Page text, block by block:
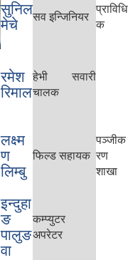
सुनिल
मेचे
सव इन्जिनियर
प्राविधि
क
रमेश
रिमाल
हेभी सवारी
चालक
लक्ष्म
ण
लिम्बु
फिल्ड सहायक
पञ्जीक
रण
शाखा
इन्दुहा
ङ
पालुङ
वा
कम्प्युटर
अपरेटर